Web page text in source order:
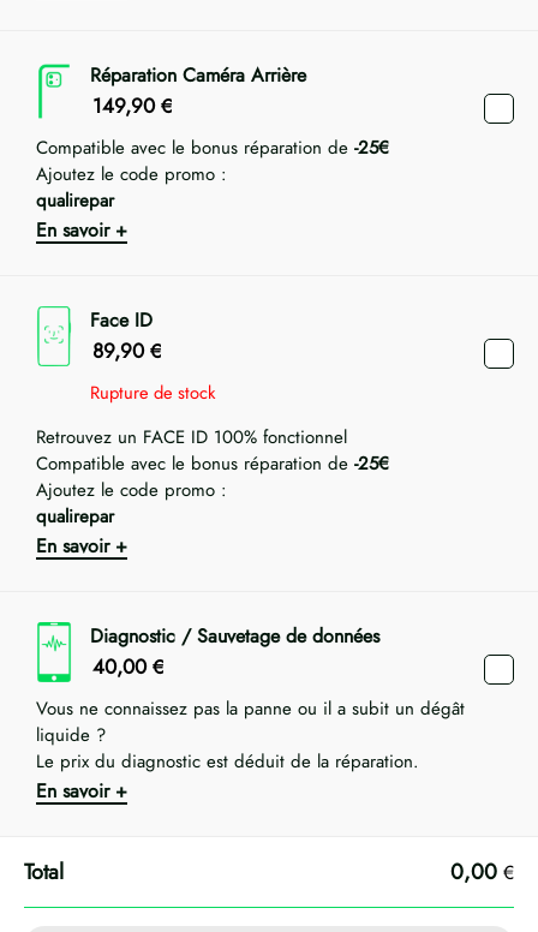
Réparation Caméra Arrière
149,90 €
Compatible avec le bonus réparation de -25€
Ajoutez le code promo :
qualirepar
En savoir +
Face ID
89,90 €
Rupture de stock
Retrouvez un FACE ID 100% fonctionnel
Compatible avec le bonus réparation de -25€
Ajoutez le code promo :
qualirepar
En savoir +
Diagnostic / Sauvetage de données
40,00 €
Vous ne connaissez pas la panne ou il a subit un dégât
liquide ?
Le prix du diagnostic est déduit de la réparation.
En savoir +
0,00 €